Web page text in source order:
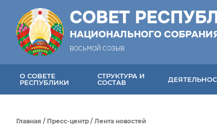
СОВЕТ
НАЦИОНАЛЬНОГО
ВОСЬМОЙ СОЗЫВ
О СОВЕТЕ
РЕСПУБЛИКИ
СТРУКТУРА И
СОСТАВ
Главная / Пресс-центр / Лента новостей